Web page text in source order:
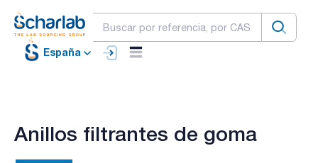
España
Anillos filtrantes de goma